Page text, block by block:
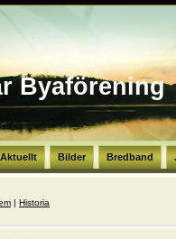
Byaförening
Aktuellt Bilder Bredband
är här
| Historia